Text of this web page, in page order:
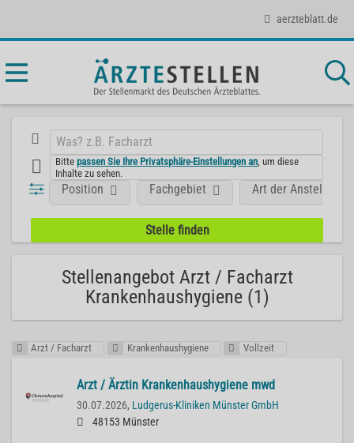
aerzteblatt.de
Bittepassen Sie Ihre Privatsphäre-Einstellungen an , um diese
Inhalte zu sehen.
Position Fachgebiet Art der Anstellung
Stellenangebot Arzt / Facharzt
Krankenhaushygiene (1)
Arzt / Facharzt Krankenhaushygiene Vollzeit
Arzt / Ärztin Krankenhaushygiene mwd
30.07.2026, Ludgerus-Kliniken Münster GmbH
48153 Münster